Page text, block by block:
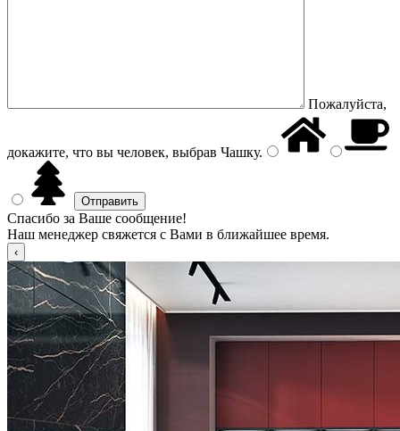
Пожалуйста,
докажите, что вы человек, выбрав Чашку.
Спасибо за Ваше сообщение!
Наш менеджер свяжется с Вами в ближайшее время.